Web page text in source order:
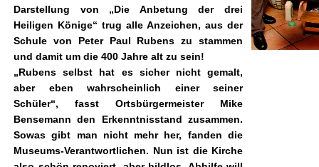
Darstellung von „Die Anbetung der drei
Heiligen Könige“ trug alle Anzeichen, aus der
Schule von Peter Paul Rubens zu stammen
und damit um die 400 Jahre alt zu sein!
„Rubens selbst hat es sicher nicht gemalt,
aber eben wahrscheinlich einer seiner
Schüler“, fasst Ortsbürgermeister Mike
Bensemann den Erkenntnisstand zusammen.
Sowas gibt man nicht mehr her, fanden die
Museums-Verantwortlichen. Nun ist die Kirche